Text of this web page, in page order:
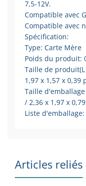
7,5-12V.
Compatible avec
Compatible avec
Spécification:
Type: Carte Mère
Poids du produit:
Taille de produit(L
1,97 x 1,57 x 0,39
Taille d'emballage
/ 2,36 x 1,97 x
Liste d'emballage:
Articles reliés